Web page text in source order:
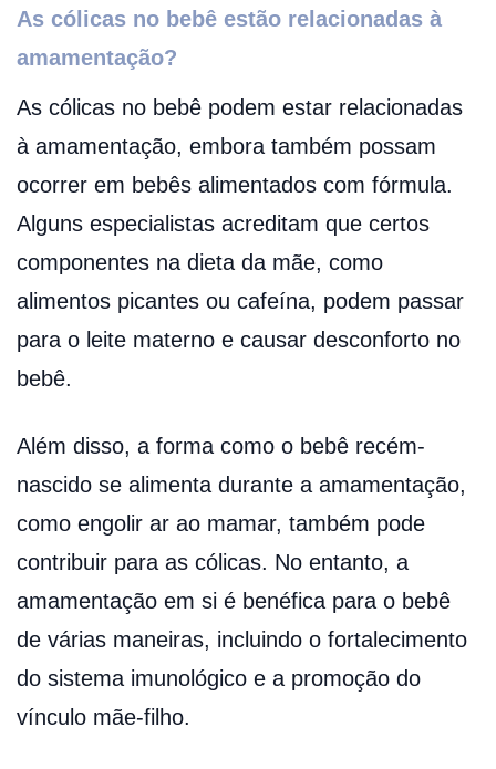
As cólicas no bebê estão relacionadas à
amamentação?
As cólicas no bebê podem estar relacionadas
à amamentação, embora também possam
ocorrer em bebês alimentados com fórmula.
Alguns especialistas acreditam que certos
componentes na dieta da mãe, como
alimentos picantes ou cafeína, podem passar
para o leite materno e causar desconforto no
bebê.
Além disso, a forma como o bebê recém-
nascido se alimenta durante a amamentação,
como engolir ar ao mamar, também pode
contribuir para as cólicas. No entanto, a
amamentação em si é benéfica para o bebê
de várias maneiras, incluindo o fortalecimento
do sistema imunológico e a promoção do
vínculo mãe-filho.